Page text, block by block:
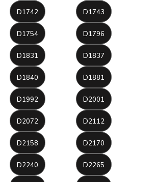
D1742 D1743
D1754 D1796
D1831 D1837
D1840 D1881
D1992 D2001
D2072 D2112
D2158 D2170
D2240 D2265